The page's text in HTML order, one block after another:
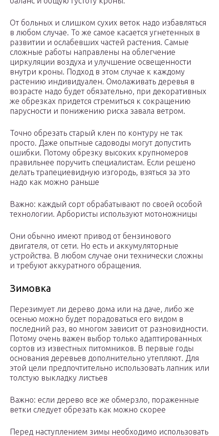
От больных и слишком сухих веток надо избавляться
в любом случае. То же самое касается угнетенных в
развитии и ослабевших частей растения. Самые
сложные работы направлены на облегчение
циркуляции воздуха и улучшение освещенности
внутри кроны. Подход в этом случае к каждому
растению индивидуален. Омолаживать деревья в
возрасте надо будет обязательно, при декоративных
же обрезках придется стремиться к сокращению
парусности и понижению риска завала ветром.
Точно обрезать старый клен по контуру не так
просто. Даже опытные садоводы могут допустить
ошибки. Потому обрезку высоких крупномеров
правильнее поручить специалистам. Если решено
делать трапециевидную изгородь, взяться за это
надо как можно раньше
Важно: каждый сорт обрабатывают по своей особой
технологии. Арбористы используют мотоножницы
Они обычно имеют привод от бензинового
двигателя, от сети. Но есть и аккумуляторные
устройства. В любом случае они технически сложны
и требуют аккуратного обращения.
Зимовка
Перезимует ли дерево дома или на даче, либо же
осенью можно будет порадоваться его видом в
последний раз, во многом зависит от разновидности.
Потому очень важен выбор только адаптированных
сортов из известных питомников. В первые годы
основания деревьев дополнительно утепляют. Для
этой цели предпочтительно использовать лапник или
толстую выкладку листьев
Важно: если дерево все же обмерзло, пораженные
ветки следует обрезать как можно скорее
Перед наступлением зимы необходимо использовать